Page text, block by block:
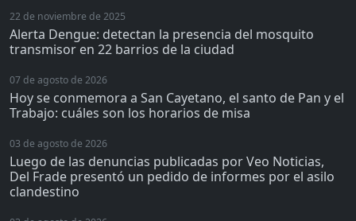
22 de noviembre de 2025
Alerta Dengue: detectan la presencia del mosquito
transmisor en 22 barrios de la ciudad
07 de agosto de 2026
Hoy se conmemora a San Cayetano, el santo de Pan y el
Trabajo: cuáles son los horarios de misa
03 de agosto de 2026
Luego de las denuncias publicadas por Veo Noticias,
Del Frade presentó un pedido de informes por el asilo
clandestino